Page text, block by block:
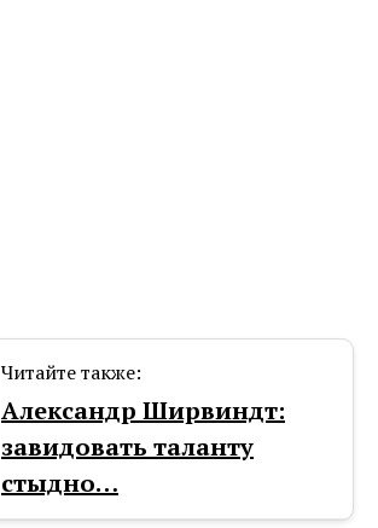
Читайте также:
Александр Ширвиндт:
завидовать таланту
стыдно…